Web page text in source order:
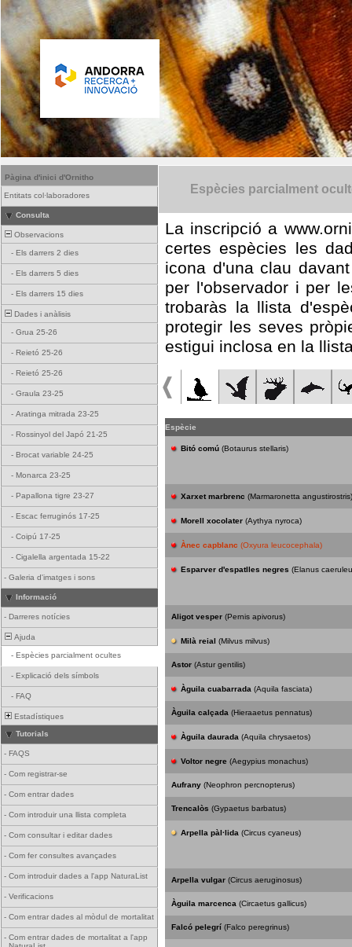
Pàgina d'inici d'Ornitho
Entitats col·laboradores
Consulta
Observacions
- Els darrers 2 dies
- Els darrers 5 dies
- Els darrers 15 dies
Dades i anàlisis
- Grua 25-26
- Reietó 25-26
- Reietó 25-26
- Graula 23-25
- Aratinga mitrada 23-25
- Rossinyol del Japó 21-25
- Brocat variable 24-25
- Monarca 23-25
- Papallona tigre 23-27
- Escac ferruginós 17-25
- Coipú 17-25
- Cigalella argentada 15-22
- Galeria d'imatges i sons
Informació
- Darreres notícies
Ajuda
- Espècies parcialment ocultes
- Explicació dels símbols
- FAQ
Estadístiques
Tutorials
- FAQS
- Com registrar-se
- Com entrar dades
- Com introduir una llista completa
- Com consultar i editar dades
- Com fer consultes avançades
- Com introduir dades a l'app NaturaList
- Verificacions
- Com entrar dades al mòdul de mortalitat
- Com entrar dades de mortalitat a l'app
Espècies parcialment
La inscripció a
certes espècies les
icona d'una clau
per l'observador i per
trobaràs la llista
protegir les seves
estigui inclosa en la
Espècie
Bitó comú (Botaurus stellaris)
Xarxet marbrenc (Marmaronetta
Morell xocolater (Aythya nyroca)
Ànec capblanc (Oxyura leucocephala)
Esparver d'espatlles negres (Elanus
Aligot vesper (Pernis apivorus)
Milà reial (Milvus milvus)
Astor (Astur gentilis)
Àguila cuabarrada (Aquila fasciata)
Àguila calçada (Hieraaetus pennatus)
Àguila daurada (Aquila chrysaetos)
Voltor negre (Aegypius monachus)
Aufrany (Neophron percnopterus)
Trencalòs (Gypaetus barbatus)
Arpella pàl·lida (Circus cyaneus)
Arpella vulgar (Circus aeruginosus)
Àguila marcenca (Circaetus gallicus)
Falcó pelegrí (Falco peregrinus)